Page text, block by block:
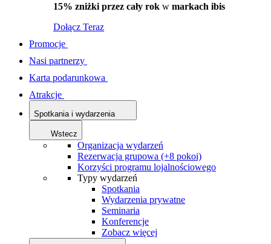
15% zniżki przez cały rok w markach ibis
Dołącz Teraz
Promocje
Nasi partnerzy
Karta podarunkowa
Atrakcje
Spotkania i wydarzenia
Wstecz
Organizacja wydarzeń
Rezerwacja grupowa (+8 pokoi)
Korzyści programu lojalnościowego
Typy wydarzeń
Spotkania
Wydarzenia prywatne
Seminaria
Konferencje
Zobacz więcej